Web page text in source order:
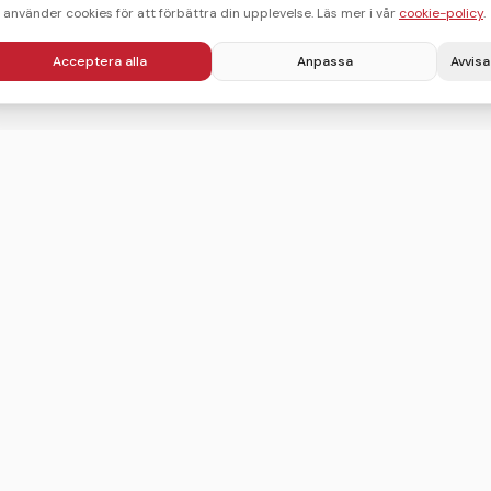
använder cookies för att förbättra din upplevelse. Läs mer i vår cookie-policy.
Acceptera alla Anpassa Avvisa